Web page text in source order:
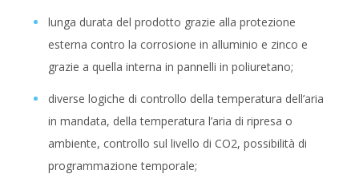
lunga durata del prodotto grazie alla protezione
esterna contro la corrosione in alluminio e zinco e
grazie a quella interna in pannelli in poliuretano;
diverse logiche di controllo della temperatura dell’aria
in mandata, della temperatura l’aria di ripresa o
ambiente, controllo sul livello di CO2, possibilità di
programmazione temporale;